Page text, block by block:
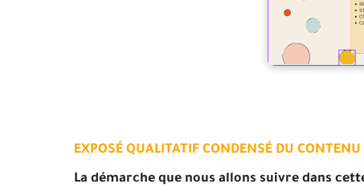
EXPOSÉ QUALITATIF CONDENSÉ DU CONTENU
La démarche que nous allons suivre dans